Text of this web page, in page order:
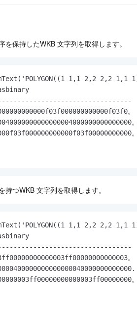
を保持したWKB 文字列を取得します。
1,1 2,2 2,2 1,1
。
。
。
持つWKB 文字列を取得します。
1,1 2,2 2,2
。
。